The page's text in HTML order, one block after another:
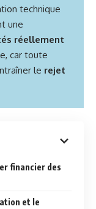
technique
une
réellement
car toute
le rejet
financier des
et le